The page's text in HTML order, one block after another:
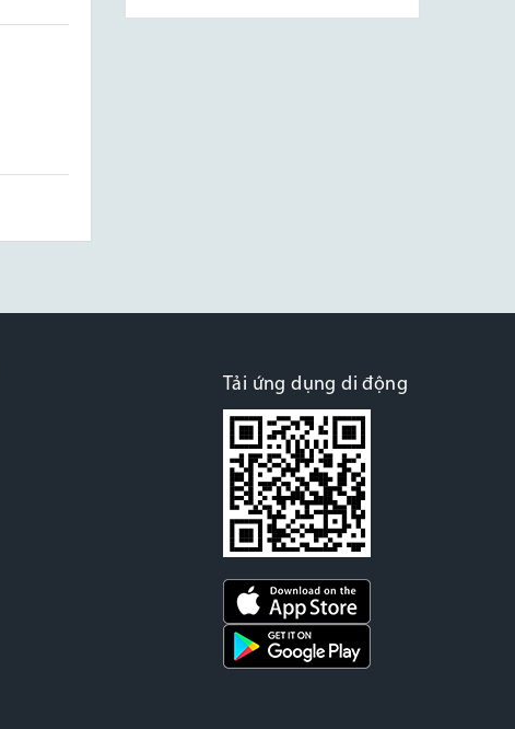
Tải ứng dụng di động